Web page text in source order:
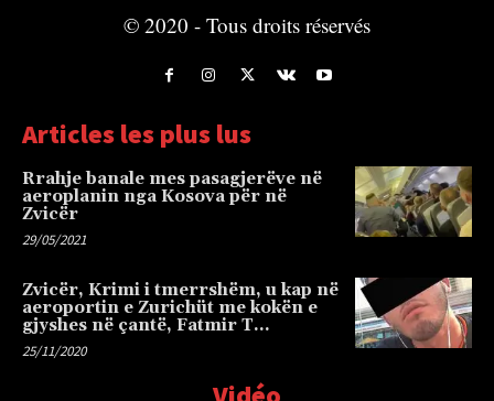
© 2020 - Tous droits réservés
Articles les plus lus
Rrahje banale mes pasagjerëve në
aeroplanin nga Kosova për në
Zvicër
29/05/2021
Zvicër, Krimi i tmerrshëm, u kap në
aeroportin e Zurichüt me kokën e
gjyshes në çantë, Fatmir T…
25/11/2020